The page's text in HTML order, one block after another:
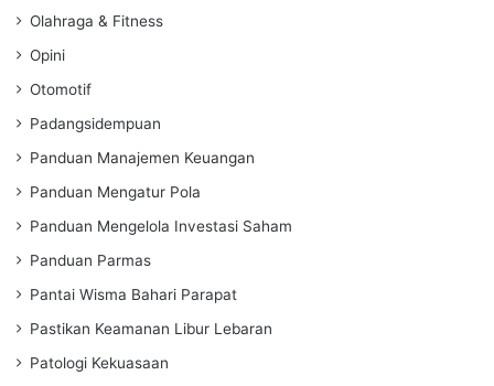
Olahraga & Fitness
Opini
Otomotif
Padangsidempuan
Panduan Manajemen Keuangan
Panduan Mengatur Pola
Panduan Mengelola Investasi Saham
Panduan Parmas
Pantai Wisma Bahari Parapat
Pastikan Keamanan Libur Lebaran
Patologi Kekuasaan